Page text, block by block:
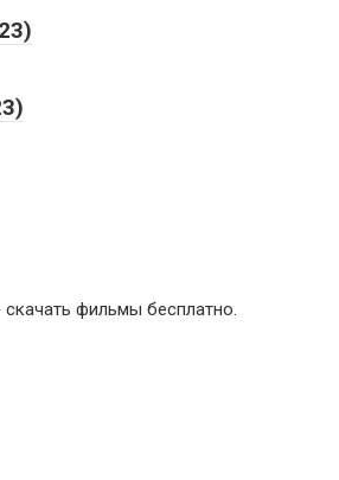
фильмы бесплатно.